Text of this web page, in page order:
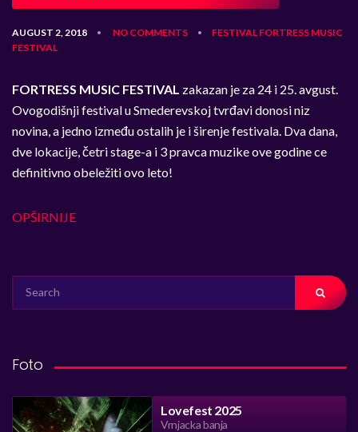
AUGUST 2, 2018 • NO COMMENTS • FESTIVAL FORTRESS MUSIC
FESTIVAL
FORTRESS MUSIC FESTIVAL zakazan je za 24 i 25. avgust.
Ovogodišnji festival u Smederevskoj tvrđavi donosi niz
novina, a jedno između ostalih je i širenje festivala. Dva dana,
dve lokacije, četri stage-a i 3 pravca muzike ove godine ce
definitivno obeležiti ovo leto!
OPŠIRNIJE
FOR:
Foto
Lovefest 2025
Vrnjacka banja